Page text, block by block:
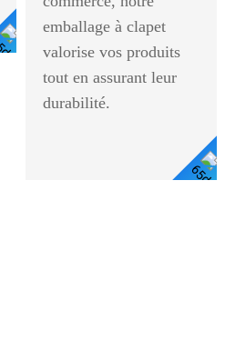
Voir
Les
emballage à clapet
valorise vos produits
tout en assurant leur
durabilité.